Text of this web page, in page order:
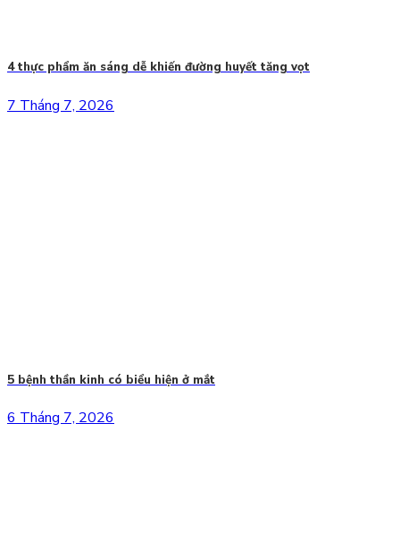
4 thực phẩm ăn sáng dễ khiến đường huyết tăng vọt
7 Tháng 7, 2026
5 bệnh thần kinh có biểu hiện ở mắt
6 Tháng 7, 2026